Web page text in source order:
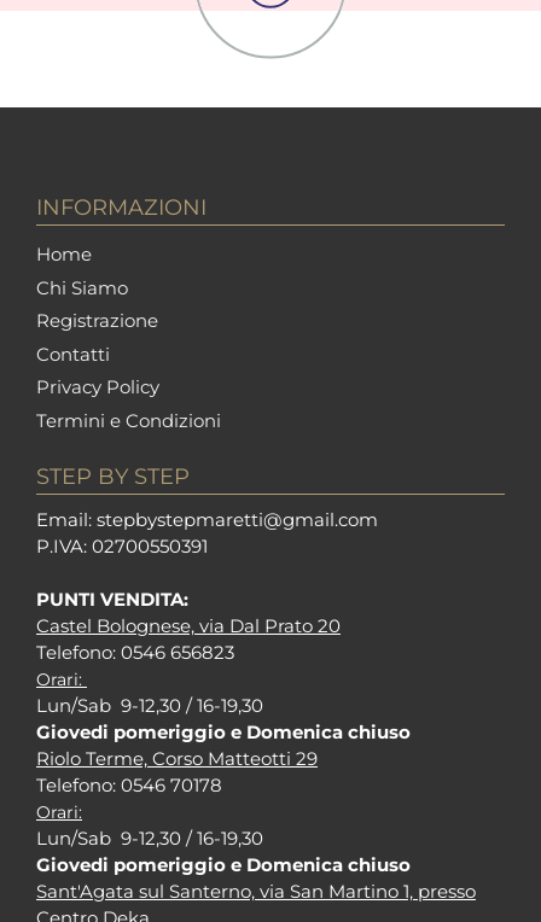
INFORMAZIONI
Home
Chi Siamo
Registrazione
Contatti
Privacy Policy
Termini e Condizioni
STEP BY STEP
Email: stepbystepmaretti@gmail.com
P.IVA: 02700550391
PUNTI VENDITA:
Castel Bolognese, via Dal Prato 20
Telefono: 0546 656823
Orari:
Lun/Sab 9-12,30 / 16-19,30
Giovedi pomeriggio e Domenica chiuso
Riolo Terme, Corso Matteotti 29
Telefono: 0546 70178
Orari:
Lun/Sab 9-12,30 / 16-19,30
Giovedi pomeriggio e Domenica chiuso
Sant'Agata sul Santerno, via San Martino 1, presso